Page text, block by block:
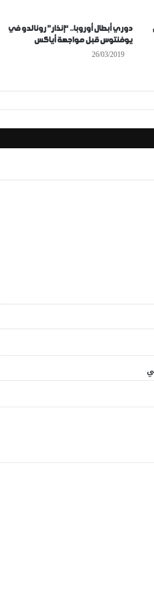
دوري أبطال أوروبا.. “إنذار” رونالدو في
يوفنتوس قبل مواجهة أياكس
26/03/2019